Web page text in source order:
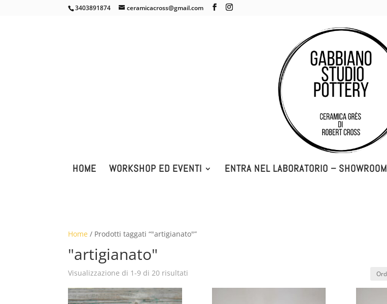
3403891874 ceramicacross@gmail.com
HOME WORKSHOP ED EVENTI ENTRA NEL LABORATORIO – SHOWROOM
Home / Prodotti taggati “"artigianato"”
"artigianato"
Visualizzazione di 1-9 di 20 risultati